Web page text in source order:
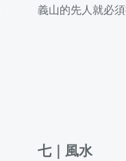
義山的先人就必須
七｜ 風水